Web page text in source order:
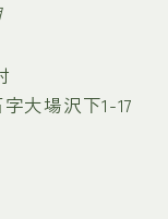
大場沢下1-17